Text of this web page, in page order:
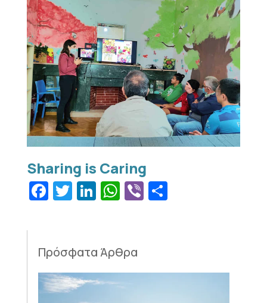
Facebook
Twitter
LinkedIn
WhatsApp
Viber
Πρόσφατα Άρθρα